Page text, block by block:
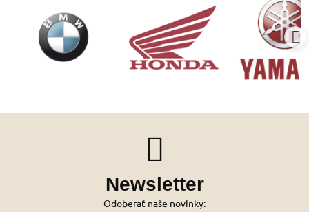
Newsletter
Odoberať naše novinky: